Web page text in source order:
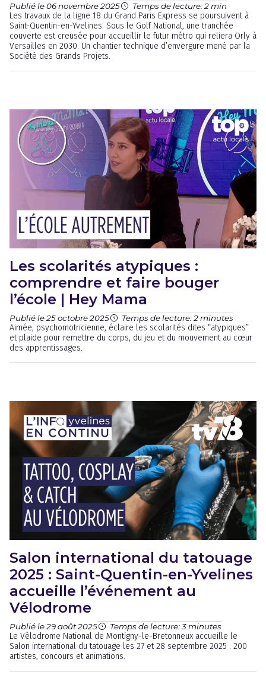
Publié le 06 novembre 2025 Temps de lecture: 2 min
Les travaux de la ligne 18 du Grand Paris Express se poursuivent à
Saint-Quentin-en-Yvelines. Sous le Golf National, une tranchée
couverte est creusée pour accueillir le futur métro qui reliera Orly à
Versailles en 2030. Un chantier technique d’envergure mené par la
Société des Grands Projets.
Les scolarités atypiques :
comprendre et faire bouger
l’école | Hey Mama
Publié le 25 octobre 2025 Temps de lecture: 2 minutes
Aimée, psychomotricienne, éclaire les scolarités dites “atypiques”
et plaide pour remettre du corps, du jeu et du mouvement au cœur
des apprentissages.
Salon international du tatouage
2025 : Saint-Quentin-en-Yvelines
accueille l’événement au
Vélodrome
Publié le 29 août 2025 Temps de lecture: 3 minutes
Le Vélodrome National de Montigny-le-Bretonneux accueille le
Salon international du tatouage les 27 et 28 septembre 2025 : 200
artistes, concours et animations.